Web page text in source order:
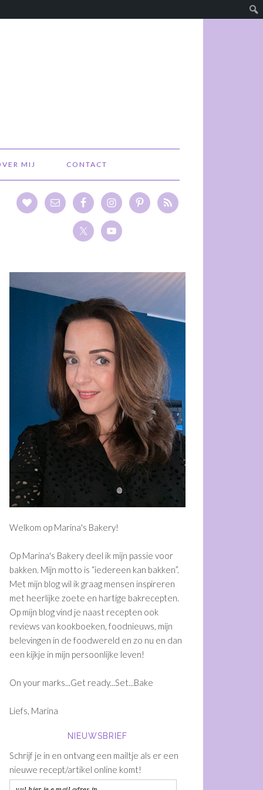
MIJ CONTACT
Welkom op Marina's Bakery!
Op Marina's Bakery deel ik mijn passie voor
bakken. Mijn motto is “iedereen kan bakken”.
Met mijn blog wil ik graag mensen inspireren
met heerlijke zoete en hartige bakrecepten.
Op mijn blog vind je naast recepten ook
reviews van kookboeken, foodnieuws, mijn
belevingen in de foodwereld en zo nu en dan
een kijkje in mijn persoonlijke leven!
On your marks...Get ready...Set...Bake
Liefs, Marina
NIEUWSBRIEF
Schrijf je in en ontvang een mailtje als er een
nieuwe recept/artikel online komt!
vul